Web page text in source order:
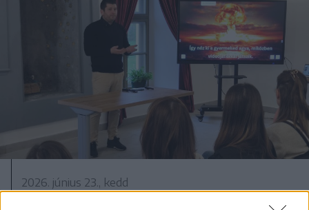
2026. június 23., kedd
A digitális világ veszélyeiről tart